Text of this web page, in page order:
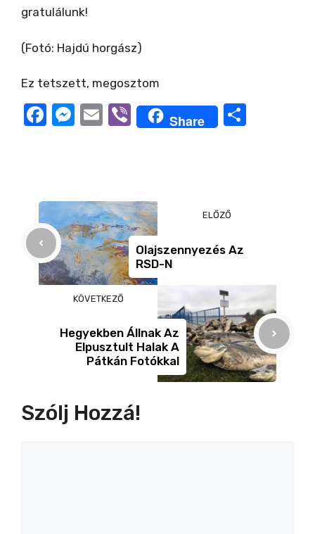
e
gratulálunk!
(Fotó: Hajdú horgász)
Ez tetszett, megosztom
F
b
o
o
k
M
n
g
er
E
Vi
b
Share
ELŐZŐ
Olajszennyezés Az
RSD-N
KÖVETKEZŐ
Hegyekben Állnak Az
Elpusztult Halak A
Pátkán Fotókkal
Szólj Hozzá!